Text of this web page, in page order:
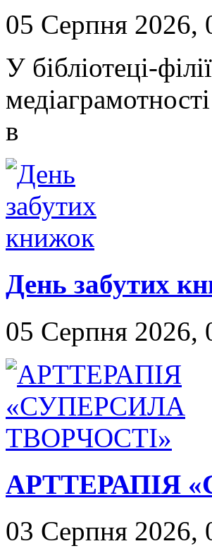
05 Серпня 2026,
У бібліотеці-
в
День забутих
05 Серпня 2026,
АРТТЕРАПІЯ
03 Серпня 2026,